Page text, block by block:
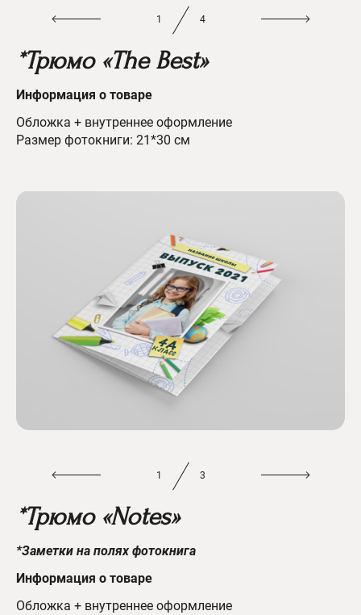
1 4
*Трюмо «The Best»
Информация о товаре
Обложка + внутреннее оформление
Размер фотокниги: 21*30 см
1 3
*Трюмо «Notes»
*Заметки на полях фотокнига
Информация о товаре
Обложка + внутреннее оформление